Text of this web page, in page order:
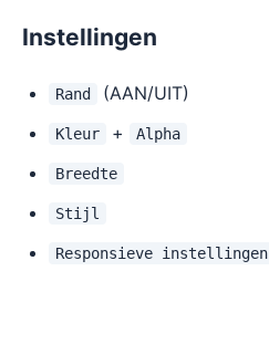
Instellingen
Rand (AAN/UIT)
Kleur + Alpha
Breedte
Stijl
Responsieve instellingen